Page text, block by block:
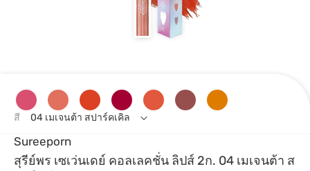
Sureeporn
สุรีย์พร เซเว่นเดย์ คอลเลคชั่น ลิปส์ 2ก. 04 เมเจนต้า ส
สี 04 เมเจนต้า สปาร์คเคิล